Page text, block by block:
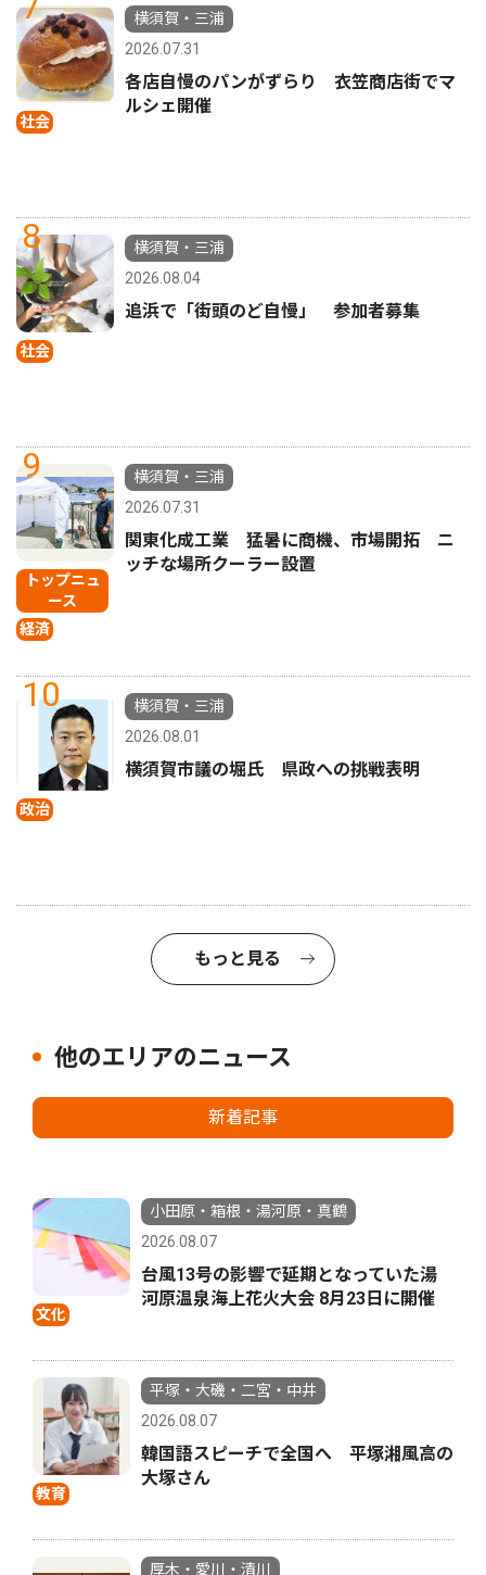
社会
横須賀・三浦
2026.07.31
各店自慢のパンがずらり 衣笠商店街でマ
ルシェ開催
8
社会
横須賀・三浦
2026.08.04
追浜で「街頭のど自慢」 参加者募集
9
トップニュ
ース
経済
横須賀・三浦
2026.07.31
関東化成工業 猛暑に商機、市場開拓 ニ
ッチな場所クーラー設置
10
政治
横須賀・三浦
2026.08.01
横須賀市議の堀氏 県政への挑戦表明
もっと見る
他のエリアのニュース
新着記事
文化
小田原・箱根・湯河原・真鶴
2026.08.07
台風13号の影響で延期となっていた湯
河原温泉海上花火大会 8月23日に開催
教育
平塚・大磯・二宮・中井
2026.08.07
韓国語スピーチで全国へ 平塚湘風高の
大塚さん
厚木・愛川・清川